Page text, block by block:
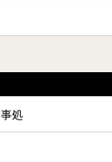
処